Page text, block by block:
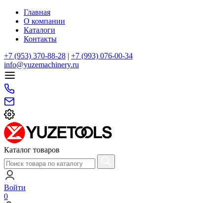
Главная
О компании
Каталоги
Контакты
+7 (953) 370-88-28 | +7 (993) 076-00-34
info@yuzemachinery.ru
Каталог товаров
Войти
0